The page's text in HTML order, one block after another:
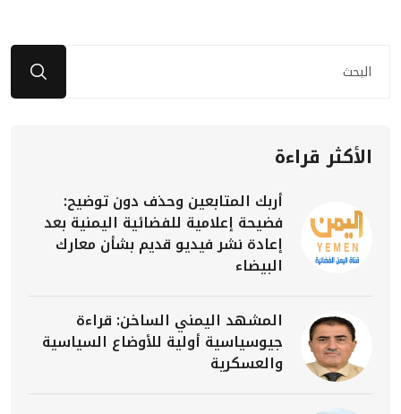
الأكثر قراءة
أربك المتابعين وحذف دون توضيح:
فضيحة إعلامية للفضائية اليمنية بعد
إعادة نشر فيديو قديم بشأن معارك
البيضاء
المشهد اليمني الساخن: قراءة
جيوسياسية أولية للأوضاع السياسية
والعسكرية